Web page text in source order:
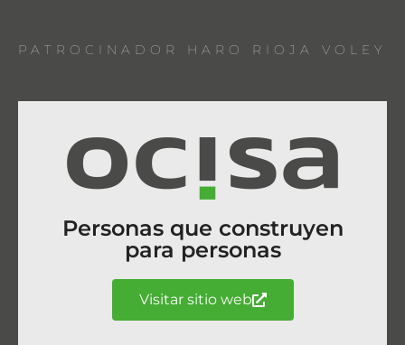
PATROCINADOR HARO RIOJA VOLEY
Personas que construyen
para personas
Visitar sitio web